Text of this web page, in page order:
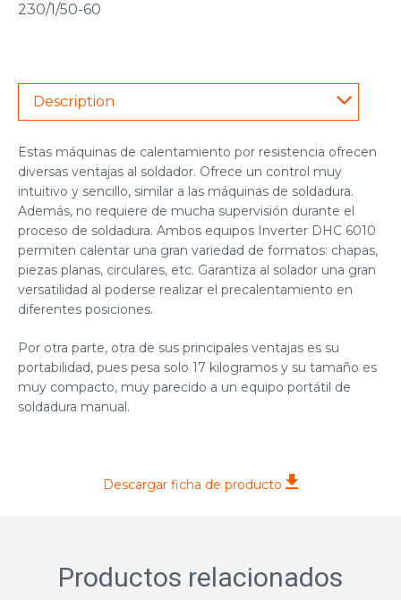
230/1/50-60
Description
Estas máquinas de calentamiento por resistencia ofrecen
diversas ventajas al soldador. Ofrece un control muy
intuitivo y sencillo, similar a las máquinas de soldadura.
Además, no requiere de mucha supervisión durante el
proceso de soldadura. Ambos equipos Inverter DHC 6010
permiten calentar una gran variedad de formatos: chapas,
piezas planas, circulares, etc. Garantiza al solador una gran
versatilidad al poderse realizar el precalentamiento en
diferentes posiciones.
Por otra parte, otra de sus principales ventajas es su
portabilidad, pues pesa solo 17 kilogramos y su tamaño es
muy compacto, muy parecido a un equipo portátil de
soldadura manual.
Descargar ficha de producto
Productos relacionados